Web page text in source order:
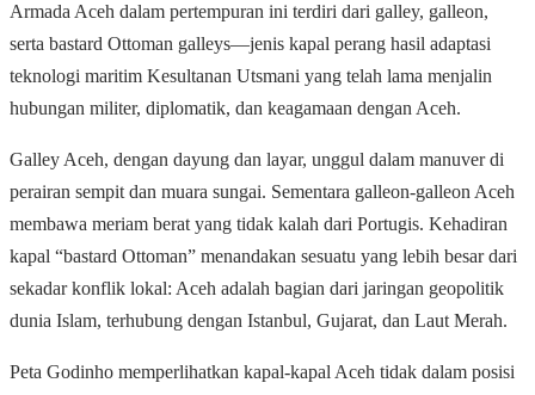
Armada Aceh dalam pertempuran ini terdiri dari galley, galleon,
serta bastard Ottoman galleys—jenis kapal perang hasil adaptasi
teknologi maritim Kesultanan Utsmani yang telah lama menjalin
hubungan militer, diplomatik, dan keagamaan dengan Aceh.
Galley Aceh, dengan dayung dan layar, unggul dalam manuver di
perairan sempit dan muara sungai. Sementara galleon-galleon Aceh
membawa meriam berat yang tidak kalah dari Portugis. Kehadiran
kapal “bastard Ottoman” menandakan sesuatu yang lebih besar dari
sekadar konflik lokal: Aceh adalah bagian dari jaringan geopolitik
dunia Islam, terhubung dengan Istanbul, Gujarat, dan Laut Merah.
Peta Godinho memperlihatkan kapal-kapal Aceh tidak dalam posisi